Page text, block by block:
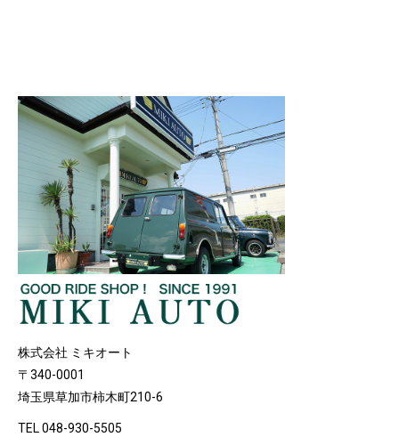
株式会社 ミキオート
〒340-0001
埼玉県草加市柿木町210-6
TEL 048-930-5505